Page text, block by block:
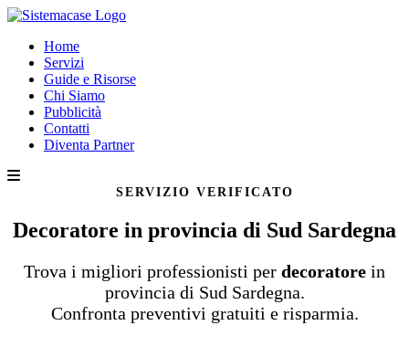
Home
Servizi
Guide e Risorse
Chi Siamo
Pubblicità
Contatti
Diventa Partner
SERVIZIO VERIFICATO
Decoratore in provincia di Sud Sardegna
Trova i migliori professionisti per decoratore in
provincia di Sud Sardegna.
Confronta preventivi gratuiti e risparmia.